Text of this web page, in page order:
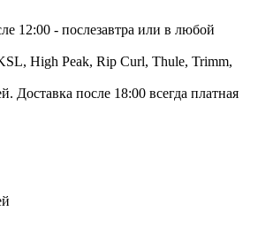
12:00 - послезавтра или в любой
High Peak, Rip Curl, Thule, Trimm,
Доставка после 18:00 всегда платная